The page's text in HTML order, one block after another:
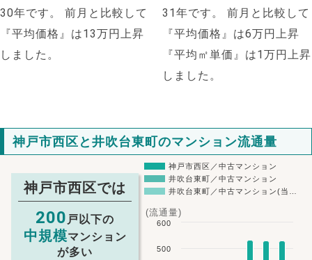
30年です。
前月と比較して
『平均価格』は13万円上昇
しました。
31年です。
前月と比較して
『平均価格』は6万円上昇
『平均㎡単価』は1万円上昇
しました。
神戸市西区と井吹台東町のマンション流通量
神戸市西区では
200 戸以下の
中規模マンション
が多い
(流通量)
神戸市西区／中古マンション
井吹台東町／中古マンション
井吹台東町／中古マンション(当…
500
600